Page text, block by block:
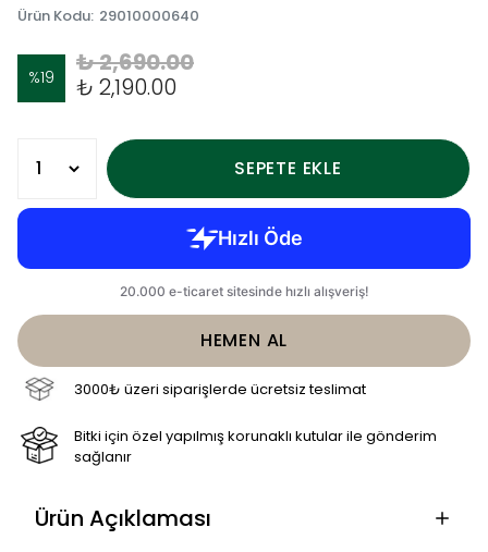
Ürün Kodu: 29010000640
%19
₺ 2,690.00
₺ 2,190.00
SEPETE EKLE
HEMEN AL
3000₺ üzeri siparişlerde ücretsiz teslimat
Bitki için özel yapılmış korunaklı kutular ile gönderim
sağlanır
Ürün Açıklaması